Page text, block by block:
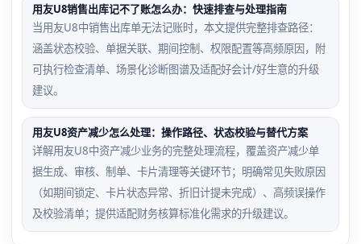
用友U8销售出库记不了账怎么办：快速排查与处理指南
当用友U8中销售出库单无法记账时，本文提供完整排查路径：
涵盖状态校验、单据关联、期间控制、权限配置等高频原因，附
可执行检查清单、场景化诊断图谱及适配好会计/好生意的升级
建议。
用友U8资产减少怎么处理：操作路径、状态校验与替代方案
详解用友U8中资产减少业务的完整处理流程，覆盖资产减少单
据生成、审核、制单、卡片清理等关键环节；明确常见失败原因
（如期间锁定、卡片状态异常、折旧计提未完成）、高频误操作
及校验清单；提供适配财务核算标准化需求的升级建议。